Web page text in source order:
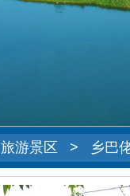
旅游景区 > 乡巴